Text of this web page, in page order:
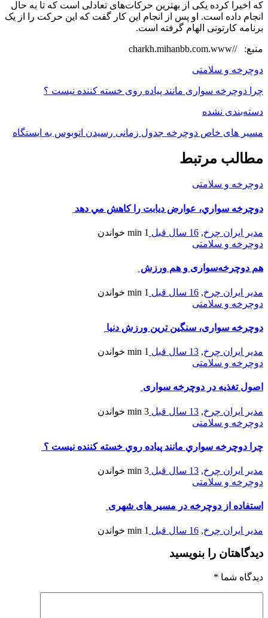
که اخیرا کرده یکی از بهترین حرکات‌های تعادلی است که تا به حال
انجام داده است. او پس از انجام این کار گفت كه این حرکت را از یک
برنامه کارتونی الهام گرفته است.
منبع: //charkh.mihanbb.com.www
دوچرخه و سلامتی
چرا دوچرخه سواری مانند پیاده روی خسته کننده نیست ؟
دسته‌بندی نشده
مسیر های خاص دوچرخه جدول زمانی رسیدن اتوبوس به ایستگاه
مطالب مرتبط
دوچرخه و سلامتی
دوچرخه سواري، عوارض ديابت را كاهش مي دهد
مدیر ایران چرخ, 16 سال قبل 1 min
خواندن
دوچرخه و سلامتی
هم دوچرخه‌سواری و هم ورزش
مدیر ایران چرخ, 16 سال قبل 1 min
خواندن
دوچرخه و سلامتی
دوچرخه سواری، سنگین ترین ورزش دنیا
مدیر ایران چرخ, 13 سال قبل 1 min
خواندن
دوچرخه و سلامتی
اصول تغذیه در دوچرخه سواری
مدیر ایران چرخ, 13 سال قبل 3 min
خواندن
دوچرخه و سلامتی
چرا دوچرخه سواري مانند پياده روي خسته کننده نيست ؟
مدیر ایران چرخ, 13 سال قبل 3 min
خواندن
دوچرخه و سلامتی
استفاده از دوچرخه در مسیر های شهری
مدیر ایران چرخ, 16 سال قبل 1 min خواندن
دیدگاهتان را بنویسید
دیدگاه شما *